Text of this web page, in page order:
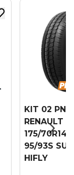
KIT 02
RENAULT
175/
95/93S
HIFLY